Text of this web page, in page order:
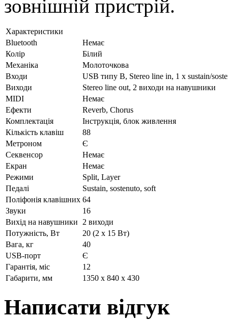
зовнішній пристрій.
Характеристики
Bluetooth
Немає
Колір
Білий
Механіка
Молоточкова
Входи
USB типу B, Stereo line in, 1 x sustain/
Виходи
Stereo line out, 2 виходи на навушники
MIDI
Немає
Ефекти
Reverb, Chorus
Комплектація
Інструкція, блок живлення
Кількість клавіш
88
Метроном
Є
Секвенсор
Немає
Екран
Немає
Режими
Split, Layer
Педалі
Sustain, sostenuto, soft
Поліфонія клавішних 64
Звуки
16
Вихід на навушники
2 виходи
Потужність, Вт
20 (2 х 15 Вт)
Вага, кг
40
USB-порт
Є
Гарантія, міс
12
Габарити, мм
1350 x 840 x 430
Написати відгук